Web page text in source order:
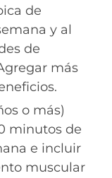
de
y al
de
más
o más)
minutos de
e incluir
muscular